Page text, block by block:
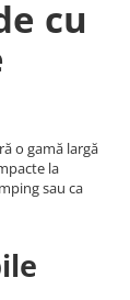
cu
o gamă largă
la
sau ca